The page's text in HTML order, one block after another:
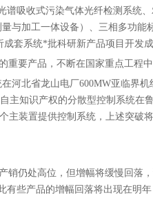
吸收式污染气体光纤检测系统
与加工一体设备）、三相多功能
套系统*批科研新产品项目开发
要产品，不断在国家重点工程中
河北省龙山电厂600MW亚临界机
主知识产权的分散型控制系统在
主装置提供控制系统，上述突破
仍处高位，但增幅将缓慢回落
些产品的增幅回落将出现在明